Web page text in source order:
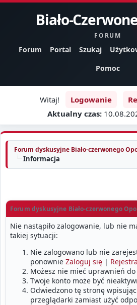
Biało-
FORUM
Forum Portal Szukaj
Pomoc
Witaj! Logowanie
Aktualny czas:
Forum dyskusyjne Biało-czerwonego
Informacja
Forum dyskusyjne Biało-czerwonego
Nie nastąpiło zalogowanie, lub nie
takiej sytuacji:
Nie zalogowano lub nie
ponownie Zaloguj się |
Możesz nie mieć uprawnień
Twoje konto może być
Odwiedzono tę stronę
przeglądarki zamiast użyć